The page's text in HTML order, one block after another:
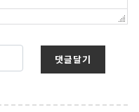
댓글달기